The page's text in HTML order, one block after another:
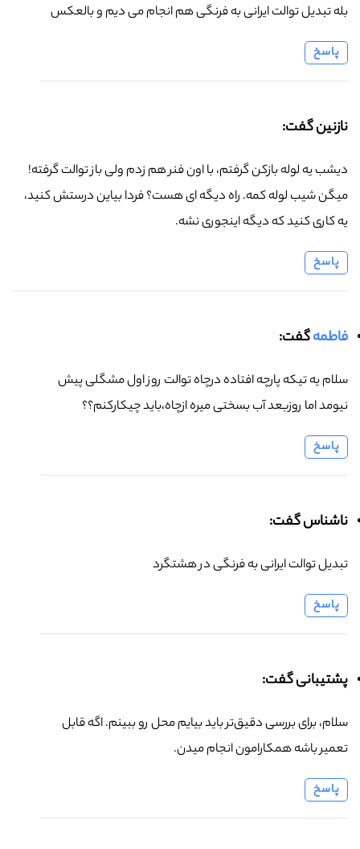
بله تبدیل توالت ایرانی به فرنگی هم انجام می دیم و بالعکس
پاسخ
نازنین گفت:
دیشب یه لوله بازکن گرفتم، با اون فنر هم زدم ولی باز توالت گرفته!
میگن شیب لوله کمه. راه دیگه ای هست؟ فردا بیاین درستش کنید،
یه کاری کنید که دیگه اینجوری نشه.
پاسخ
فاطمهگفت:
سلام یه تیکه پارچه افتاده درچاه توالت روز اول مشگلی پیش
نیومد اما روزبعد آب بسختی میره ازچاه،باید چیکارکنم؟؟
پاسخ
ناشناس گفت:
تبدیل توالت ایرانی به فرنگی در هشتگرد
پاسخ
پشتیبانی گفت:
سلام، برای بررسی دقیق‌تر باید بیایم محل رو ببینم. اگه قابل
تعمیر باشه همکارامون انجام میدن.
پاسخ